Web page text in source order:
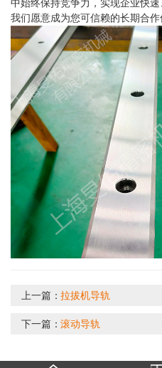
中始终保持竞争力，实现企业快速
我们愿意成为您可信赖的长期合作
上一篇：拉拔机导轨
下一篇：滚动导轨